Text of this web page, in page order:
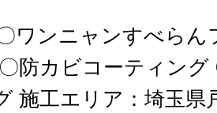
ワンニャンすべらん
防カビコーティング
施工エリア：埼玉県